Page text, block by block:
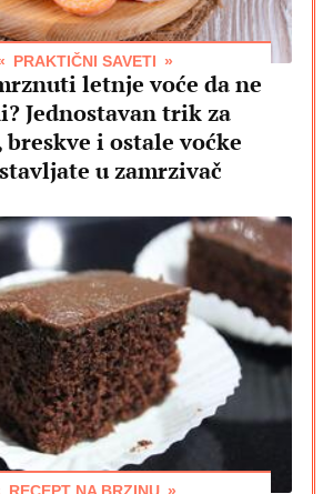
PRAKTIČNI SAVETI
letnje voće da ne
Jednostavan trik za
breskve i ostale voćke
u zamrzivač